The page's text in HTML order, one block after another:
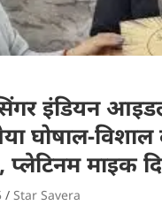
इंडियन
घोषाल-विशाल
प्लेटिनम माइक
Star Savera